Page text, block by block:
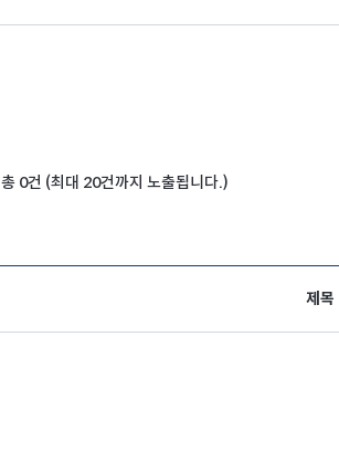
총 0건 (최대 20건까지 노출됩니다.)
제목